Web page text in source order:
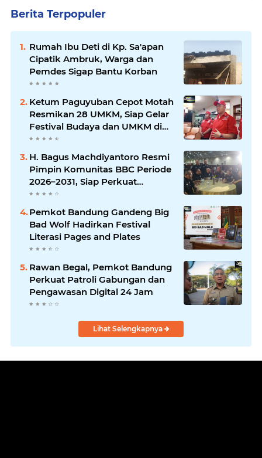
Berita Terpopuler
Rumah Ibu Deti di Kp. Sa'apan
Cipatik Ambruk, Warga dan
Pemdes Sigap Bantu Korban
Ketum Paguyuban Cepot Motah
Resmikan 28 UMKM, Siap Gelar
Festival Budaya dan UMKM di
Jalan Braga
H. Bagus Machdiyantoro Resmi
Pimpin Komunitas BBC Periode
2026–2031, Siap Perkuat
Solidaritas dan Hadirkan
Program Nyata untuk
Masyarakat
Pemkot Bandung Gandeng Big
Bad Wolf Hadirkan Festival
Literasi Pages and Plates
Rawan Begal, Pemkot Bandung
Perkuat Patroli Gabungan dan
Pengawasan Digital 24 Jam
Lihat Selengkapnya